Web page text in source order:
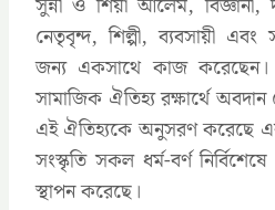
নেতৃবৃন্দ, শিল্পী, ব্যবসায়ী এবং
জন্য একসাথে কাজ করেছেন।
সামাজিক ঐতিহ্য রক্ষার্থে
এই ঐতিহ্যকে অনুসরণ করেছে
সংস্কৃতি সকল ধর্ম-বর্ণ নির্বিশেষে
স্থাপন করেছে।